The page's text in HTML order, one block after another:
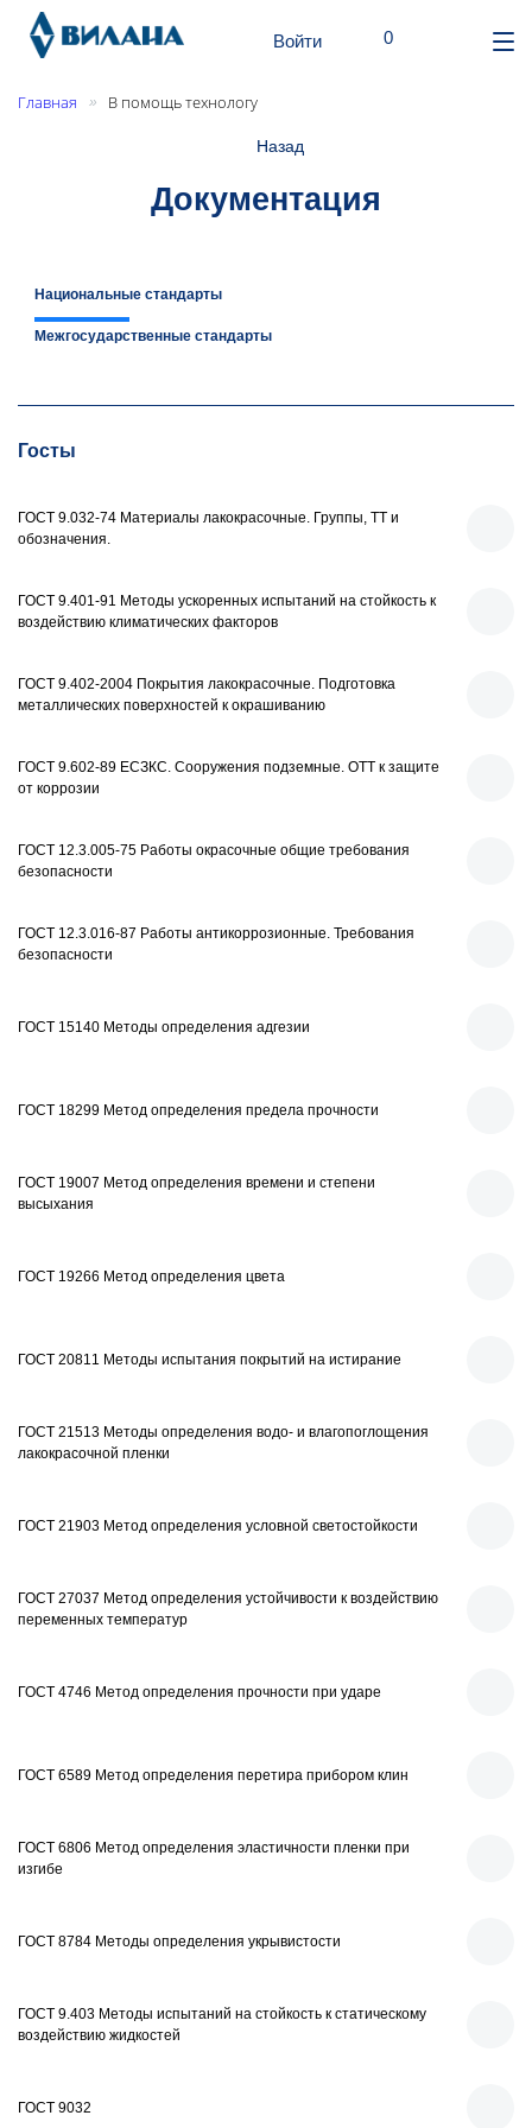
Войти Корзина
0шт.
Главная » В помощь технологу
Назад
Документация
Национальные стандарты
Межгосударственные стандарты
Госты
ГОСТ 9.032-74 Материалы лакокрасочные. Группы, ТТ и
обозначения.
ГОСТ 9.401-91 Методы ускоренных испытаний на стойкость к
воздействию климатических факторов
ГОСТ 9.402-2004 Покрытия лакокрасочные. Подготовка
металлических поверхностей к окрашиванию
ГОСТ 9.602-89 ЕСЗКС. Сооружения подземные. ОТТ к защите
от коррозии
ГОСТ 12.3.005-75 Работы окрасочные общие требования
безопасности
ГОСТ 12.3.016-87 Работы антикоррозионные. Требования
безопасности
ГОСТ 15140 Методы определения адгезии
ГОСТ 18299 Метод определения предела прочности
ГОСТ 19007 Метод определения времени и степени
высыхания
ГОСТ 19266 Метод определения цвета
ГОСТ 20811 Методы испытания покрытий на истирание
ГОСТ 21513 Методы определения водо- и влагопоглощения
лакокрасочной пленки
ГОСТ 21903 Метод определения условной светостойкости
ГОСТ 27037 Метод определения устойчивости к воздействию
переменных температур
ГОСТ 4746 Метод определения прочности при ударе
ГОСТ 6589 Метод определения перетира прибором клин
ГОСТ 6806 Метод определения эластичности пленки при
изгибе
ГОСТ 8784 Методы определения укрывистости
ГОСТ 9.403 Методы испытаний на стойкость к статическому
воздействию жидкостей
ГОСТ 9032